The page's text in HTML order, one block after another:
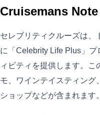
Cruisemans Note
セレブリティクルーズは、
に「Celebrity Life Plus」
ィビティを提供します。
モ、ワインテイスティング
ショップなどが含まれます。